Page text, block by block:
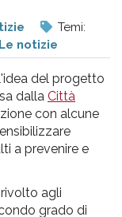
Temi:
Le notizie
del progetto
dalla Città
con alcune
a prevenire e
agli
grado di